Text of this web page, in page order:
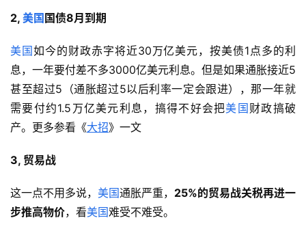
2, 美国 国债8月到期
美国如今的财政赤字将近30万亿美元，按美债1点多的利
息，一年要付差不多3000亿美元利息。但是如果通胀接近5
甚至超过5（通胀超过5以后利率一定会跟进），那一年就
需要付约1.5万亿美元利息，搞得不好会把美国 财政搞破
产。更多参看《大招》一文
3, 贸易战
这一点不用多说， 美国通胀严重， 25%的贸易战关税再进一
步推高物价，看美国难受不难受。